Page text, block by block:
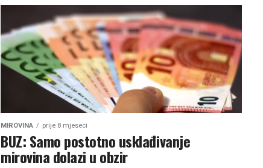
MIROVINA prije 8 mjeseci
BUZ: Samo postotno usklađivanje
mirovina dolazi u obzir